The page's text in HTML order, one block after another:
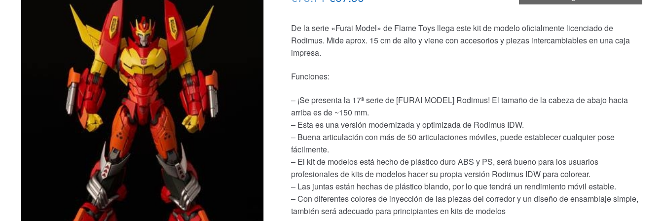
originalactual
De la serie «Furai Model» de Flame Toys llega este kit de modelo oficialmente licenciado de
Rodimus. Mide aprox. 15 cm de alto y viene con accesorios y piezas intercambiables en una caja
impresa.
Funciones:
– ¡Se presenta la 17ª serie de [FURAI MODEL] Rodimus! El tamaño de la cabeza de abajo hacia
arriba es de ~150 mm.
– Esta es una versión modernizada y optimizada de Rodimus IDW.
– Buena articulación con más de 50 articulaciones móviles, puede establecer cualquier pose
fácilmente.
– El kit de modelos está hecho de plástico duro ABS y PS, será bueno para los usuarios
profesionales de kits de modelos hacer su propia versión Rodimus IDW para colorear.
– Las juntas están hechas de plástico blando, por lo que tendrá un rendimiento móvil estable.
– Con diferentes colores de inyección de las piezas del corredor y un diseño de ensamblaje simple,
también será adecuado para principiantes en kits de modelos